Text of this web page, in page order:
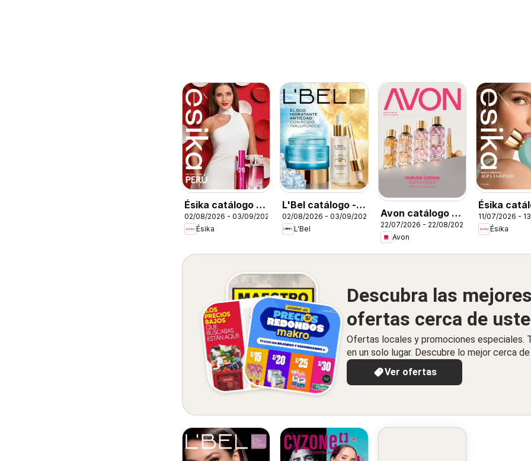
Ésika catálogo -
Campaña 13
02/08/2026 - 03/09/2026
Ésika
L'Bel catálogo -
Campaña 13
02/08/2026 - 03/09/2026
L'Bel
Avon catálogo -
Campaña 12
22/07/2026 - 22/08/2026
Avon
Ésika
Campaña
11/07/2026 -
Ésika
Descubra las mejores
ofertas cerca de
Ofertas locales y promociones especiales.
en un solo lugar. Descubre lo mejor cerca
Ver ofertas